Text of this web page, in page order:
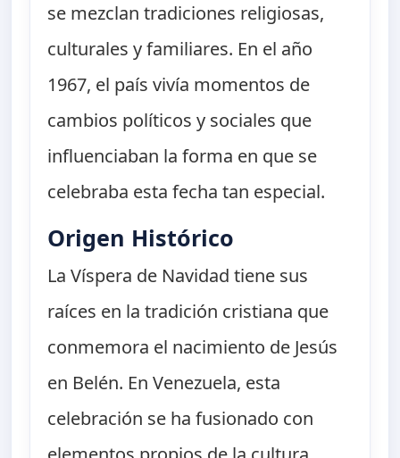
se mezclan tradiciones religiosas,
culturales y familiares. En el año
1967, el país vivía momentos de
cambios políticos y sociales que
influenciaban la forma en que se
celebraba esta fecha tan especial.
Origen Histórico
La Víspera de Navidad tiene sus
raíces en la tradición cristiana que
conmemora el nacimiento de Jesús
en Belén. En Venezuela, esta
celebración se ha fusionado con